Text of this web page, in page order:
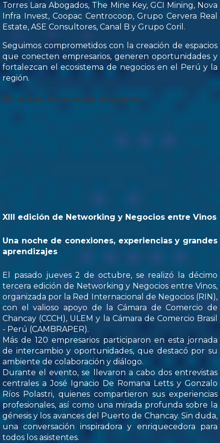
Torres Lara Abogados, The Mine Key, GCI Mining, Nova
Infra Invest, Coopac Centrocoop, Grupo Cervera Real
Estate, ASE Consultores, Canal B y Grupo Coril.
Seguimos comprometidos con la creación de espacios
que conecten empresarios, generen oportunidades y
fortalezcan el ecosistema de negocios en el Perú y la
región.
No se han encontrado imágenes.
XIII edición de Networking y Negocios entre Vinos
Una noche de conexiones, experiencias y grandes
aprendizajes
El pasado jueves 2 de octubre, se realizó la décimo
tercera edición de Networking y Negocios entre Vinos,
organizada por la Red Internacional de Negocios (RIN),
con el valioso apoyo de la Cámara de Comercio de
Chancay (CCCH), ULEM y la Cámara de Comercio Brasil
- Perú (CAMBRAPER).
Más de 120 empresarios participaron en esta jornada
de intercambio y oportunidades, que destacó por su
ambiente de colaboración y diálogo.
Durante el evento, se llevaron a cabo dos entrevistas
centrales a José Ignacio De Romana Letts y Gonzalo
Ríos Polastri, quienes compartieron sus experiencias
profesionales, así como una mirada profunda sobre la
génesis y los avances del Puerto de Chancay. Sin duda,
una conversación inspiradora y enriquecedora para
todos los asistentes.